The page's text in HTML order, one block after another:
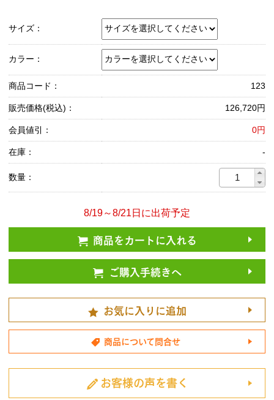
サイズ：
カラー：
商品コード： 123
販売価格(税込)： 126,720円
会員値引： 0円
在庫： -
数量：
8/19～8/21日に出荷予定
商品をカートに入れる
ご購入手続きへ
お気に入りに追加
商品について問合せ
お客様の声を書く